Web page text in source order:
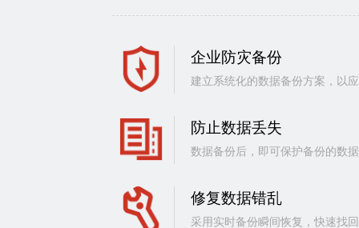
企业防灾备份
建立系统化的数据备份方案，以
防止数据丢失
数据备份后，即可保护备份的数
修复数据错乱
采用实时备份瞬间恢复，快速找